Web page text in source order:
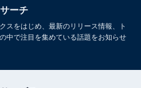
2ーチ
スをはじめ、最新のリリース情報、ト
中で注目を集めている話題をお知らせ